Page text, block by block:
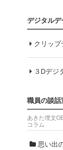
デジタルデ
クリップ
３Dデジ
職員の談話
あきた埋文
コラム
思い出